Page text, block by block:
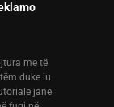
me të
duke iu
janë